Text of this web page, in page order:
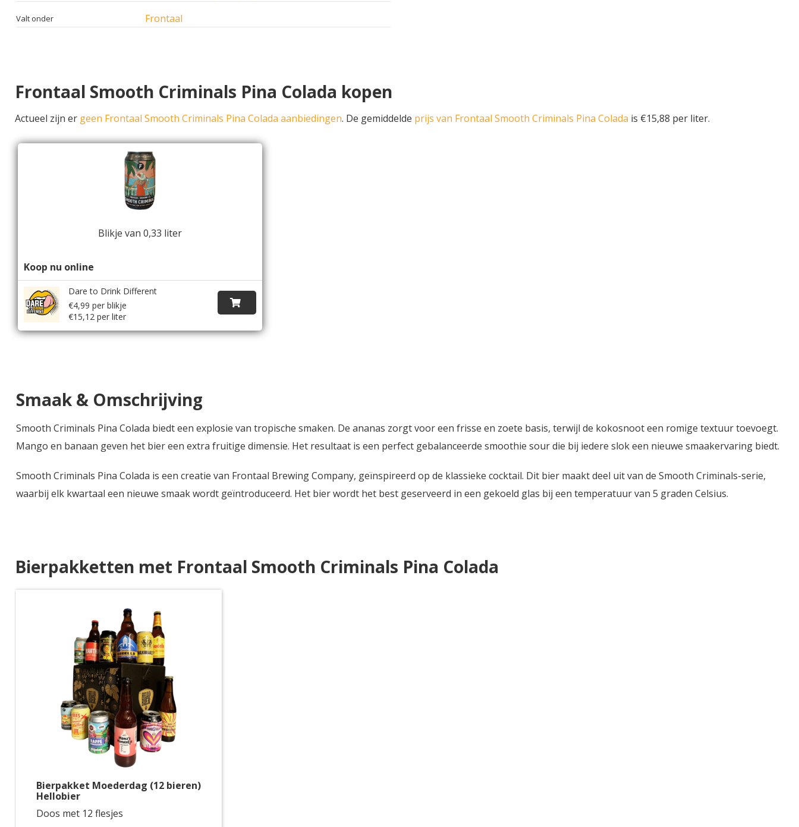
Valt onder Frontaal
Frontaal Smooth Criminals Pina Colada kopen
Actueel zijn er geen Frontaal Smooth Criminals Pina Colada aanbiedingen. De gemiddelde prijs van Frontaal Smooth Criminals Pina Colada is €15,88 per liter.
Blikje van 0,33 liter
Koop nu online
Dare to Drink Different
€4,99 per blikje
€15,12 per liter
Smaak & Omschrijving
Smooth Criminals Pina Colada biedt een explosie van tropische smaken. De ananas zorgt voor een frisse en zoete basis, terwijl de kokosnoot een romige textuur toevoegt.
Mango en banaan geven het bier een extra fruitige dimensie. Het resultaat is een perfect gebalanceerde smoothie sour die bij iedere slok een nieuwe smaakervaring biedt.
Smooth Criminals Pina Colada is een creatie van Frontaal Brewing Company, geïnspireerd op de klassieke cocktail. Dit bier maakt deel uit van de Smooth Criminals-serie,
waarbij elk kwartaal een nieuwe smaak wordt geïntroduceerd. Het bier wordt het best geserveerd in een gekoeld glas bij een temperatuur van 5 graden Celsius.
Bierpakketten met Frontaal Smooth Criminals Pina Colada
Bierpakket Moederdag (12 bieren)
Hellobier
Doos met 12 flesjes